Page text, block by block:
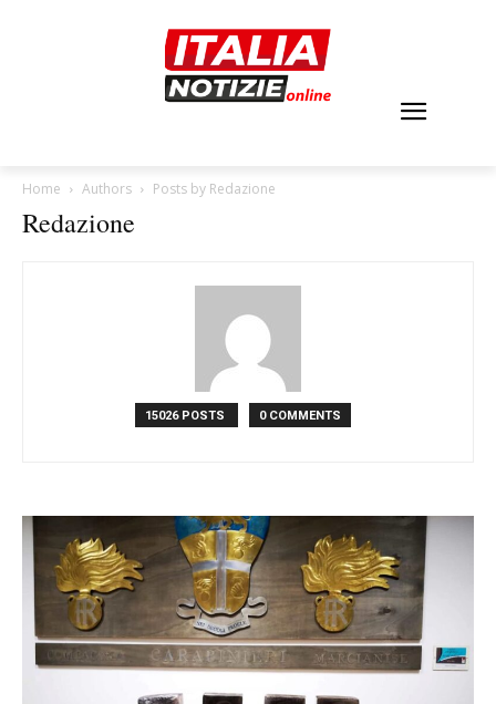
Home Authors Posts by Redazione
Redazione
15026 POSTS 0 COMMENTS